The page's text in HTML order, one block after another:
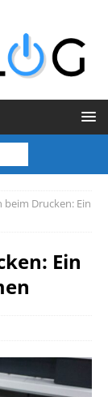
beim Drucken: Ein
Ein